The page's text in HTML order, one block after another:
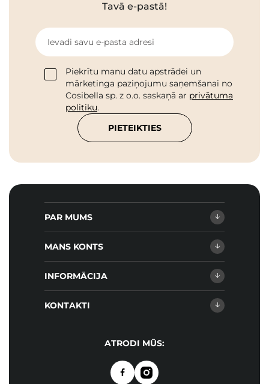
Tavā e-pastā!
Ievadi savu e-pasta adresi
Piekrītu manu datu apstrādei un
mārketinga paziņojumu saņemšanai no
Cosibella sp. z o.o. saskaņā ar privātuma
politiku.
PIETEIKTIES
PAR MUMS
MANS KONTS
INFORMĀCIJA
KONTAKTI
ATRODI MŪS: